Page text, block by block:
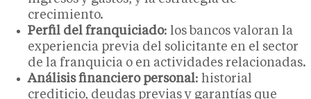
crecimiento.
Perfil del franquiciado: los bancos valoran la
experiencia previa del solicitante en el sector
de la franquicia o en actividades relacionadas.
Análisis financiero personal: historial
crediticio, deudas previas y garantías que